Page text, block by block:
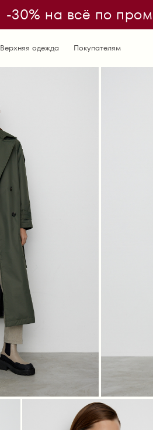
-30% на всё по
Верхняя одежда Покупателям